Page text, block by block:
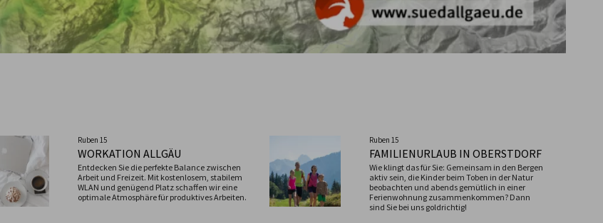
Ruben 15
WORKATION ALLGÄU
Entdecken Sie die perfekte Balance zwischen
Arbeit und Freizeit. Mit kostenlosem, stabilem
WLAN und genügend Platz schaffen wir eine
optimale Atmosphäre für produktives Arbeiten.
Ruben 15
FAMILIENURLAUB IN OBERSTDORF
Wie klingt das für Sie: Gemeinsam in den Bergen
aktiv sein, die Kinder beim Toben in der Natur
beobachten und abends gemütlich in einer
Ferienwohnung zusammenkommen? Dann
sind Sie bei uns goldrichtig!